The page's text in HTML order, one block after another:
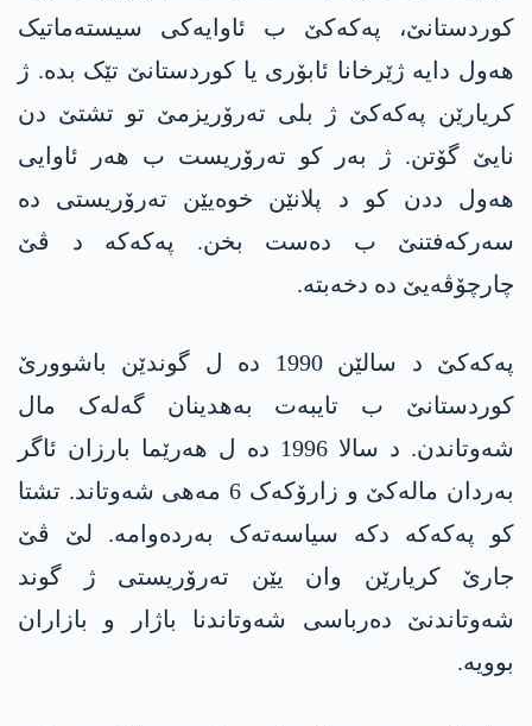
کوردستانێ، پەکەکێ ب ئاوایەکی سیستەماتیک
ھەول دایە ژێرخانا ئابۆری یا کوردستانێ تێک بدە. ژ
کریارێن پەکەکێ ژ بلی تەرۆریزمێ تو تشتێ دن
نایێ گۆتن. ژ بەر کو تەرۆریست ب ھەر ئاوایی
ھەول ددن کو د پلانێن خوەیێن تەرۆریستی دە
سەرکەفتنێ ب دەست بخن. پەکەکە د ڤێ
چارچۆڤەیێ دە دخەبتە.
پەکەکێ د سالێن 1990 دە ل گوندێن باشوورێ
کوردستانێ ب تایبەت بەھدینان گەلەک مال
شەوتاندن. د سالا 1996 دە ل ھەرێما بارزان ئاگر
بەردان مالەکێ و زارۆکەک 6 مەھی شەوتاند. تشتا
کو پەکەکە دکە سیاسەتەک بەردەوامە. لێ ڤێ
جارێ کریارێن وان یێن تەرۆریستی ژ گوند
شەوتاندنێ دەرباسی شەوتاندنا باژار و بازاران
بوویە.